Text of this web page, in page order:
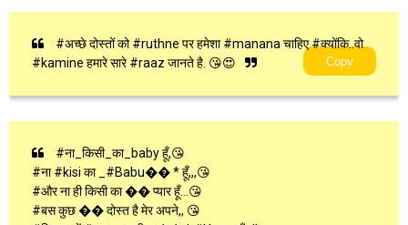
#अच्छे दोस्तों को #ruthne पर हमेशा #manana चाहिए #क्योंकि..वो
#kamine हमारे सारे #raaz जानते है. 😘😍
Copy
#ना_किसी_का_baby हूँ,😘
#ना #kisi का _#Babu�� * हूँ,,,😘
#और ना ही किसी का �� ​प्यार​ हूँ…😘
#बस कुछ �� ​दोस्त​ है मेर अपने,, 😘